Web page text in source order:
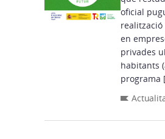
oficial
en
privades
habitants
programa